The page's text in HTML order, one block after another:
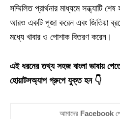
সম্মিলিত প্রার্থনার মাধ্যমে সন্ধ্যাটি
আরও একটি পূজা করেন এবং জিতিয়া
মধ্যে খাবার ও পোশাক বিতরণ করেন।
এই ধরনের তথ্য সহজ বাংলা ভাষায়
হোয়াটসঅ্যাপ গ্রুপে যুক্ত হন 👇
আমাদের Facebook